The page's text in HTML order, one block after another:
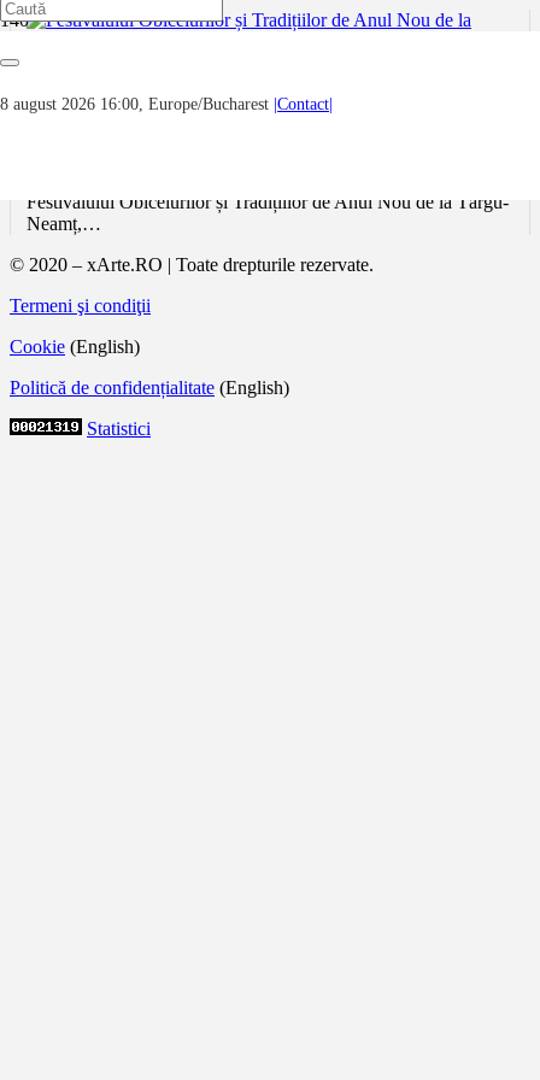
8 august 2026 16:00, Europe/Bucharest |Contact|
Festivalului Obiceiurilor și Tradițiilor de
Anul Nou de la Târgu-Neamț, 2026
Festivalului Obiceiurilor și Tradițiilor de Anul Nou de la Târgu-
Neamț,…
© 2020 – xArte.RO | Toate drepturile rezervate.
Termeni şi condiţii
Cookie (English)
Politică de confidențialitate (English)
Statistici